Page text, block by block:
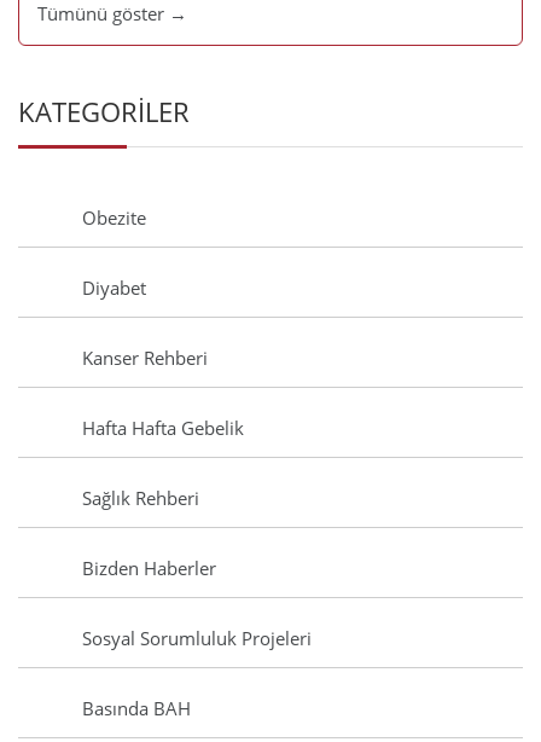
Tümünü göster →
KATEGORİLER
Obezite
Diyabet
Kanser Rehberi
Hafta Hafta Gebelik
Sağlık Rehberi
Bizden Haberler
Sosyal Sorumluluk Projeleri
Basında BAH